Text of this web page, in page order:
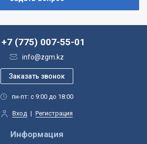
+7 (775) 007-55-01
info@zgm.kz
пн-пт: с 9:00 до 18:00
Вход | Регистрация
Информация